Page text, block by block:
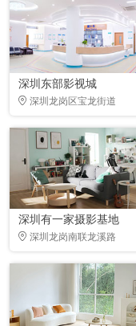
深圳东部影视城
深圳龙岗区宝龙街道
深圳有一家摄影基地
深圳龙岗南联龙溪路